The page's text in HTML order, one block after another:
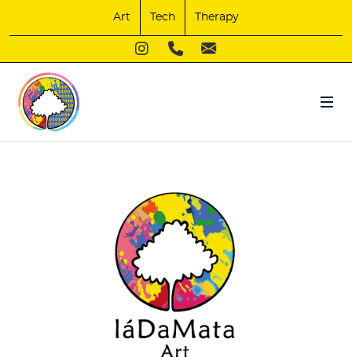
Art Tech Therapy